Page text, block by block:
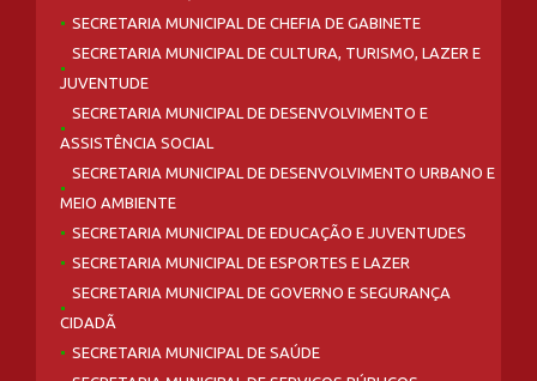
SECRETARIA MUNICIPAL DE CHEFIA DE GABINETE
SECRETARIA MUNICIPAL DE CULTURA, TURISMO, LAZER E
JUVENTUDE
SECRETARIA MUNICIPAL DE DESENVOLVIMENTO E
ASSISTÊNCIA SOCIAL
SECRETARIA MUNICIPAL DE DESENVOLVIMENTO URBANO E
MEIO AMBIENTE
SECRETARIA MUNICIPAL DE EDUCAÇÃO E JUVENTUDES
SECRETARIA MUNICIPAL DE ESPORTES E LAZER
SECRETARIA MUNICIPAL DE GOVERNO E SEGURANÇA
CIDADÃ
SECRETARIA MUNICIPAL DE SAÚDE